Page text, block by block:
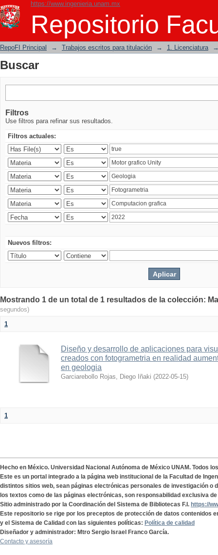
https://www.ingenieria.unam.mx
Repositorio
Buscar
RepoFI Principal → Trabajos escritos para titulación → 1. Licenciatura
Buscar
Filtros
Use filtros para refinar sus resultados.
Filtros actuales:
Nuevos filtros:
Mostrando 1 de un total de 1 resultados de la colección:
segundos)
1
Diseño y desarrollo de aplicaciones para
creados con fotogrametria en realidad
en geologia
Garciarebollo Rojas, Diego Iñaki (2022-05-15)
1
Hecho en México. Universidad Nacional Autónoma de México UNAM. Todos
Este es un portal integrado a la página web institucional de la Facultad de
distintos sitios web, sean páginas electrónicas personales de investigación o
los textos como de las páginas electrónicas, son responsabilidad exclusiva
Sitio administrado por la Coordinación del Sistema de Bibliotecas F.I. https://
Este repositorio se rige por los preceptos de protección de datos contenidos
y el Sistema de Calidad con las siguientes políticas: Política de calidad
Diseñador y administrador: Mtro Sergio Israel Franco García.
Contacto y asesoría